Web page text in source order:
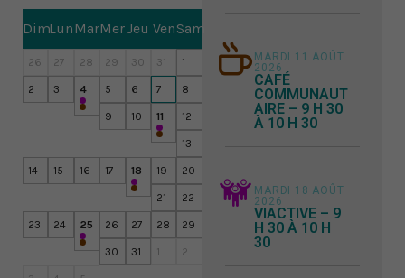
DimLun MarMerJeu VenSam
26 27 28 29 30 31 1
2 3 4
Café communautaire – 9 h 30 à 10 h 30
5 6 7 8
9 10 11
Café communautaire – 9 h 30 à 10 h 30
12
13
14 15 16 17 18
Café communautaire – 9 h 30 à 10 h 30
19 20
21 22
23 24 25
Café communautaire – 9 h 30 à 10 h 30
26 27 28 29
30 31 1 2
MARDI 11 AOÛT
2026
CAFÉ
COMMUNAUT
AIRE – 9 H 30
À 10 H 30
MARDI 18 AOÛT
2026
VIACTIVE – 9
H 30 À 10 H
30